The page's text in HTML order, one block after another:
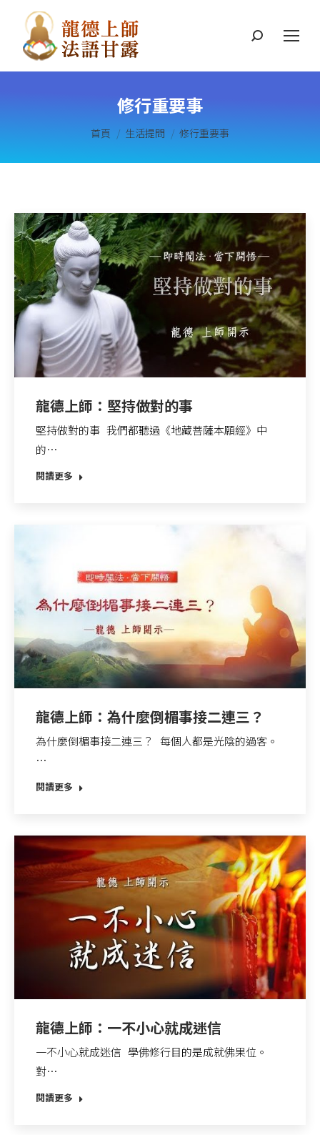
搜
修行重要事
您在這裡：
首頁 生活提問 修行重要事
龍德上師：堅持做對的事
堅持做對的事 我們都聽過《地藏菩薩本願經》中
的…
閱讀更多
龍德上師：為什麼倒楣事接二連三？
為什麼倒楣事接二連三？ 每個人都是光陰的過客。
…
閱讀更多
龍德上師：一不小心就成迷信
一不小心就成迷信 學佛修行目的是成就佛果位。
對…
閱讀更多